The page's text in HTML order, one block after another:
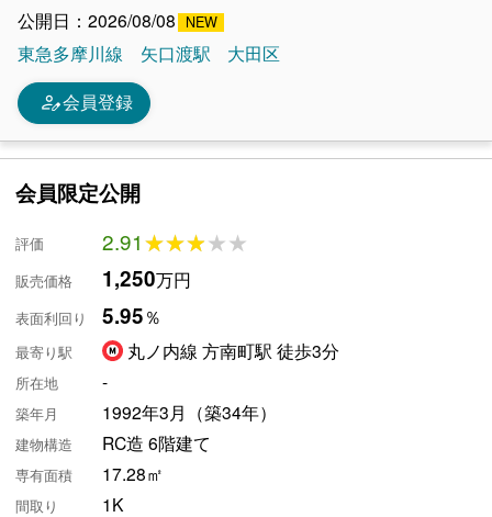
公開日：2026/08/08
東急多摩川線
矢口渡駅 大田区
person_edit会員登録
会員限定公開
評価 2.91★★★★★
★★★★★
販売価格 1,250万円
表面利回り 5.95％
最寄り駅 丸ノ内線 方南町駅 徒歩3分
所在地 -
築年月 1992年3月（築34年）
建物構造 RC造 6階建て
専有面積 17.28㎡
間取り 1K